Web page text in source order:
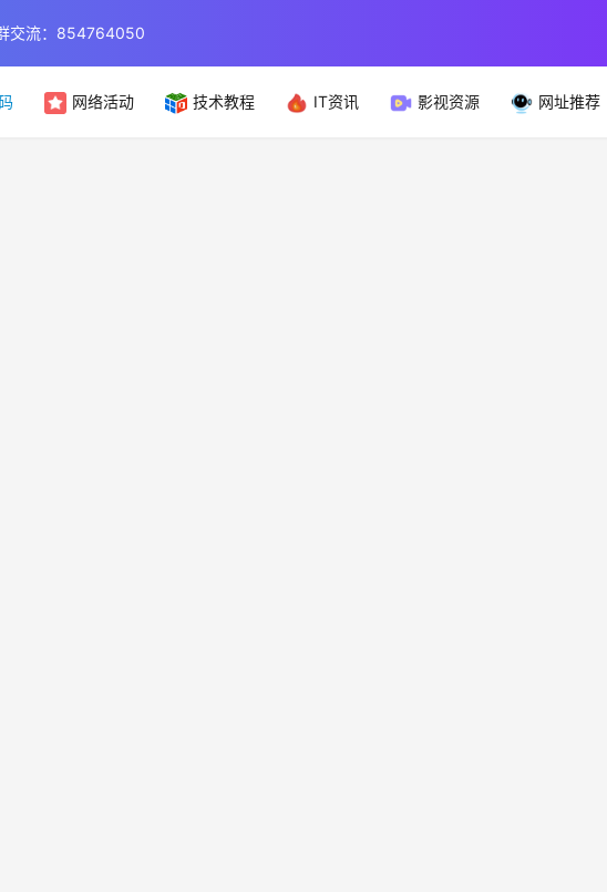
交流：854764050
网络活动 技术教程 IT资讯 影视资源 网址推荐